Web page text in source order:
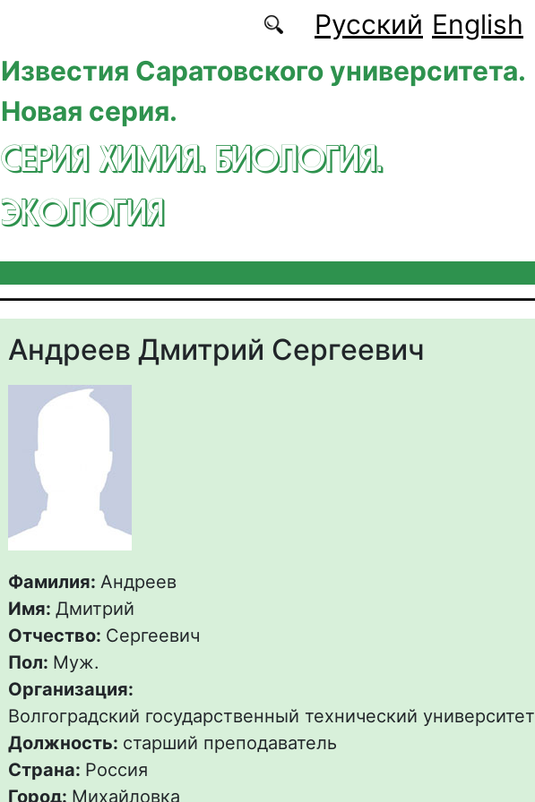
Русский English
Известия Саратовского университета.
Новая серия.
СЕРИЯ ХИМИЯ. БИОЛОГИЯ.
ЭКОЛОГИЯ
Андреев Дмитрий Сергеевич
Фамилия: Андреев
Имя: Дмитрий
Отчество: Сергеевич
Пол: Муж.
Организация:
Волгоградский государственный технический университет
Должность: старший преподаватель
Страна: Россия
Город: Михайловка